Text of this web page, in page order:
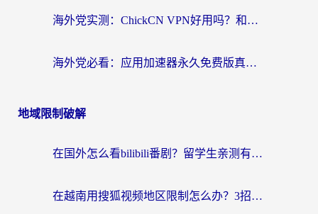
海外党实测：ChickCN VPN好用吗？和OurPlay VPN对比哪个回国效果更好？附避坑指南
海外党必看：应用加速器永久免费版真的靠谱吗？教你选对回国加速器无缝刷国内资源
地域限制破解
在国外怎么看bilibili番剧？留学生亲测有效的地域限制突破指南（附酷我酷狗音乐解决方法）
在越南用搜狐视频地区限制怎么办？3招解决海外看国内剧难题（附西瓜视频CCTV观看技巧）